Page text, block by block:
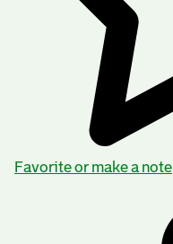
Favorite or make a note